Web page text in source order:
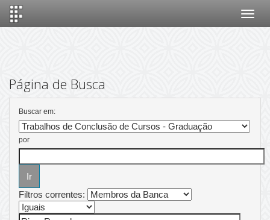
Página de Busca
Buscar em:
por
Filtros correntes: